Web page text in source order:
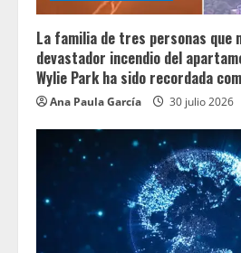
La familia de tres personas que
devastador incendio del
Wylie Park ha sido recordada
Ana Paula García 30 julio 2026